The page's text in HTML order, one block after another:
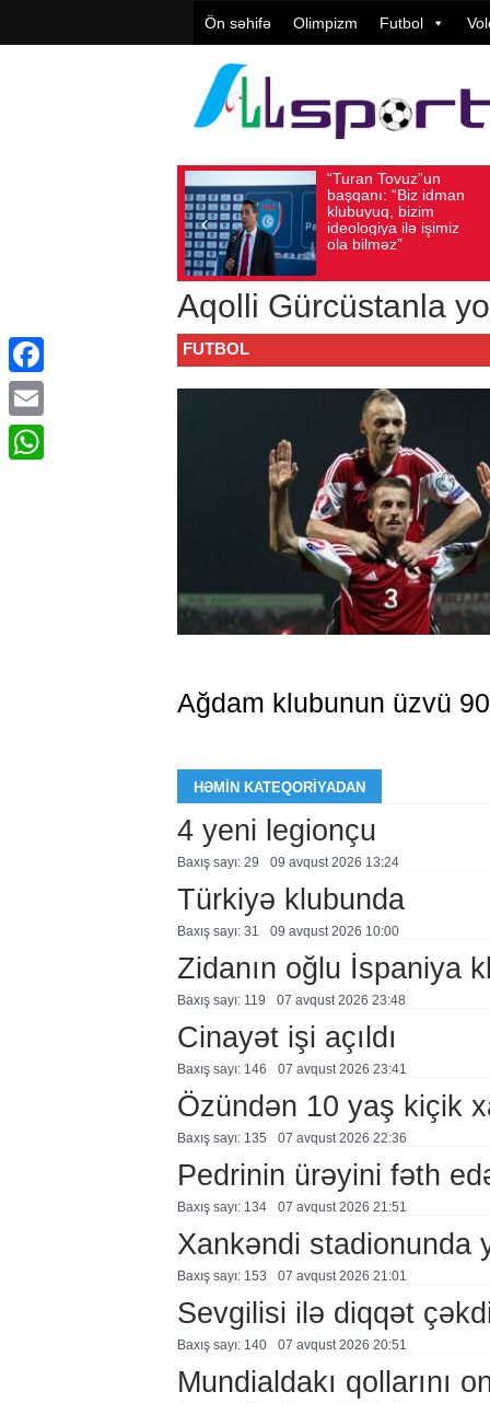
Ön səhifə Olimpizm Futbol
başqanı: “Biz idman
klubuyuq, bizim
ideologiya ilə işimiz
ola bilməz”
Avqust 05, 2026
Aqolli Gürcüstanla
FUTBOL
Ağdam klubunun üzvü
HƏMIN KATEQORIYADAN
4 yeni legionçu
Baxış sayı: 29 09 avqust 2026 13:24
Türkiyə klubunda
Baxış sayı: 31 09 avqust 2026 10:00
Zidanın oğlu İspaniya
Baxış sayı: 119 07 avqust 2026 23:48
Cinayət işi açıldı
Baxış sayı: 146 07 avqust 2026 23:41
Özündən 10 yaş kiçik
Baxış sayı: 135 07 avqust 2026 22:36
Pedrinin ürəyini fəth
Baxış sayı: 134 07 avqust 2026 21:51
Xankəndi stadionunda
Baxış sayı: 153 07 avqust 2026 21:01
Sevgilisi ilə diqqət
Baxış sayı: 140 07 avqust 2026 20:51
Mundialdakı qollarını
Facebook
Email